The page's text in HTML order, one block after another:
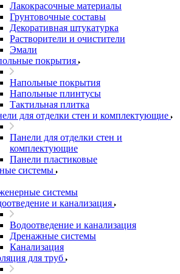
Лакокрасочные материалы
Грунтовочные составы
Декоративная штукатурка
Растворители и очистители
Эмали
покрытия
Напольные покрытия
Напольные плинтусы
Тактильная плитка
для отделки стен и комплектующие
Панели для отделки стен и
комплектующие
Панели пластиковые
системы
системы
и канализация
Водоотведение и канализация
Дренажные системы
Канализация
для труб